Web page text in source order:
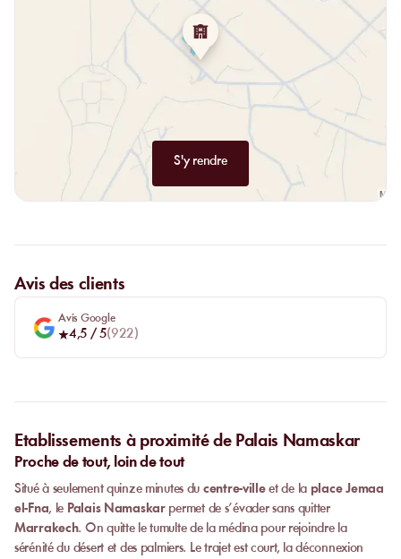
S'y rendre
Avis des clients
Avis Google
4,5 / 5(922)
Etablissements à proximité de Palais Namaskar
Proche de tout, loin de tout
Situé à seulement quinze minutes du centre-villeet de la place Jemaa
el-Fna, le Palais Namaskarpermet de s’évader sans quitter
Marrakech. On quitte le tumulte de la médina pour rejoindre la
sérénité du désert et des palmiers. Le trajet est court, la déconnexion